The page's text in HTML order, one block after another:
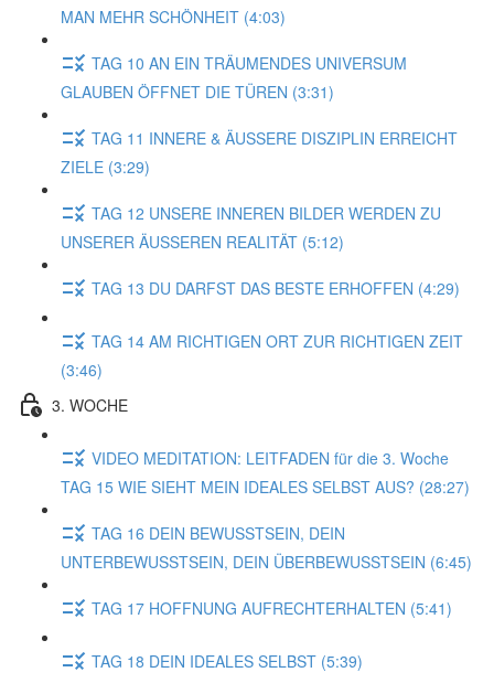
MAN MEHR SCHÖNHEIT (4:03)
TAG 10 AN EIN TRÄUMENDES UNIVERSUM
GLAUBEN ÖFFNET DIE TÜREN (3:31)
TAG 11 INNERE & ÄUSSERE DISZIPLIN ERREICHT
ZIELE (3:29)
TAG 12 UNSERE INNEREN BILDER WERDEN ZU
UNSERER ÄUSSEREN REALITÄT (5:12)
TAG 13 DU DARFST DAS BESTE ERHOFFEN (4:29)
TAG 14 AM RICHTIGEN ORT ZUR RICHTIGEN ZEIT
(3:46)
3. WOCHE
VIDEO MEDITATION: LEITFADEN für die 3. Woche
TAG 15 WIE SIEHT MEIN IDEALES SELBST AUS? (28:27)
TAG 16 DEIN BEWUSSTSEIN, DEIN
UNTERBEWUSSTSEIN, DEIN ÜBERBEWUSSTSEIN (6:45)
TAG 17 HOFFNUNG AUFRECHTERHALTEN (5:41)
TAG 18 DEIN IDEALES SELBST (5:39)